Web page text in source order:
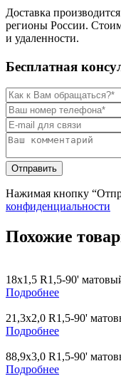
Доставка
регионы России.
и удаленности.
Бесплатная
Нажимая кнопку
конфиденциальности
Похожие
18х1,5 R1,5-90'
Подробнее
21,3х2,0 R1,5-90'
Подробнее
88,9х3,0 R1,5-90'
Подробнее